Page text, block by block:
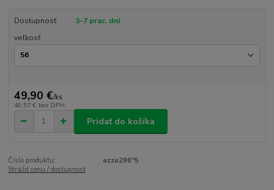
Dostupnosť
3-7 prac. dní
veľkosť
49,90 €/ks
40,57 € bez DPH
Pridať do košíka
Číslo produktu:
azzo296"5
Strážiť cenu / dostupnosť